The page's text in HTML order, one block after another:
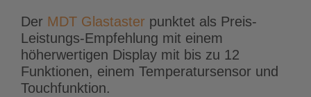
Der MDT Glastaster punktet als Preis-
Leistungs-Empfehlung mit einem
höherwertigen Display mit bis zu 12
Funktionen, einem Temperatursensor und
Touchfunktion.